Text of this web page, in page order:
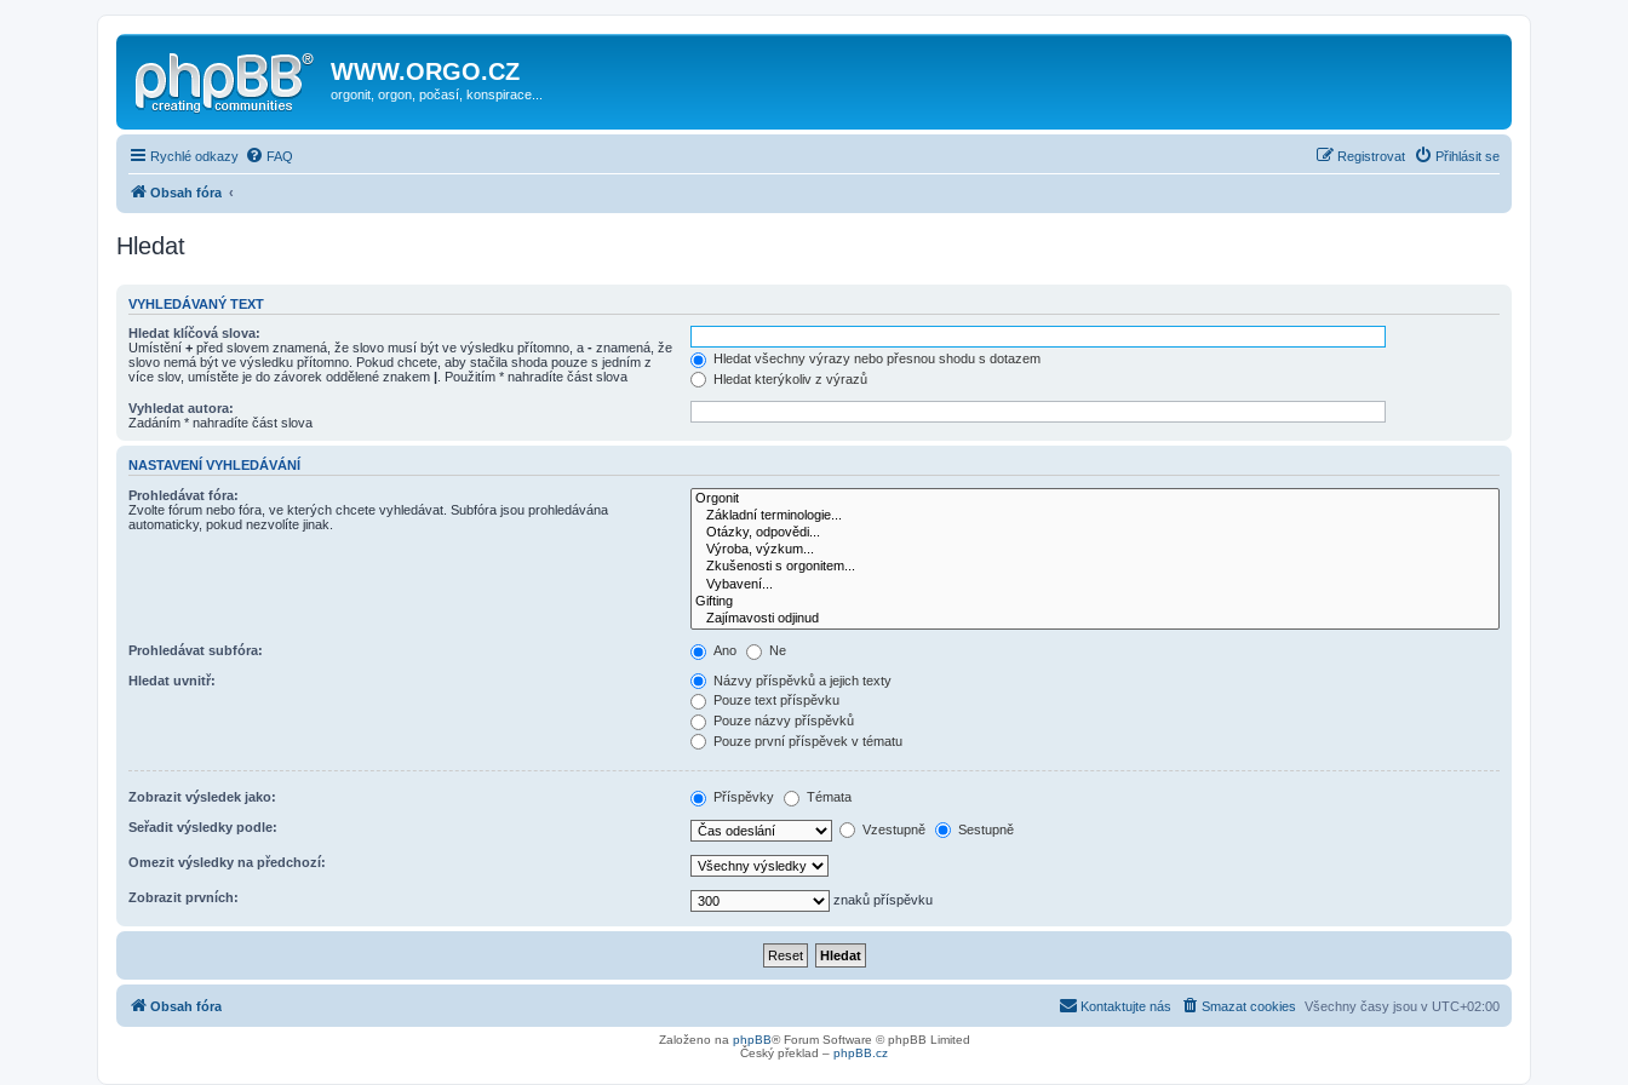
WWW.ORGO.CZ
orgonit, orgon, počasí, konspirace...
Rychlé odkazy FAQ Přihlásit se
Registrovat
Obsah fóra
Hledat
VYHLEDÁVANÝ TEXT
Hledat klíčová slova:
Umístění + před slovem znamená, že slovo musí být ve výsledku přítomno, a - znamená, že
slovo nemá být ve výsledku přítomno. Pokud chcete, aby stačila shoda pouze s jedním z
více slov, umístěte je do závorek oddělené znakem | . Použitím * nahradíte část slova
Hledat všechny výrazy nebo přesnou shodu s dotazem
Hledat kterýkoliv z výrazů
Vyhledat autora:
Zadáním * nahradíte část slova
NASTAVENÍ VYHLEDÁVÁNÍ
Prohledávat fóra:
Zvolte fórum nebo fóra, ve kterých chcete vyhledávat. Subfóra jsou prohledávána
automaticky, pokud nezvolíte jinak.
Prohledávat subfóra: Ano Ne
Hledat uvnitř:
Názvy příspěvků a jejich texty
Pouze text příspěvku
Pouze názvy příspěvků
Pouze první příspěvek v tématu
Zobrazit výsledek jako: Příspěvky Témata
Seřadit výsledky podle: Vzestupně Sestupně
Omezit výsledky na předchozí:
Zobrazit prvních: znaků příspěvku
Obsah fóra Všechny časy jsou v UTC+02:00
Smazat cookies
Kontaktujte nás
Založeno na phpBB® Forum Software © phpBB Limited
Český překlad – phpBB.cz